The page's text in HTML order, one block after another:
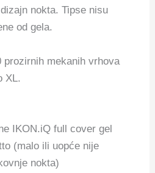
nokta. Tipse nisu
od gela.
prozirnih mekanih vrhova
XL.
IKON.iQ full cover gel
(malo ili uopće nije
nokta)